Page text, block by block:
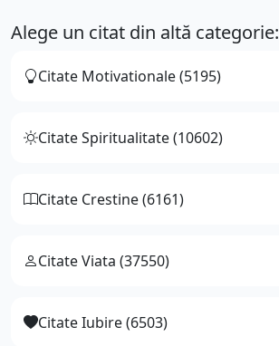
Alege un citat din altă categorie:
Citate Motivationale (5195)
Citate Spiritualitate (10602)
Citate Crestine (6161)
Citate Viata (37550)
Citate Iubire (6503)